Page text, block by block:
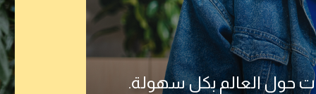
العالم بكل سهولة.